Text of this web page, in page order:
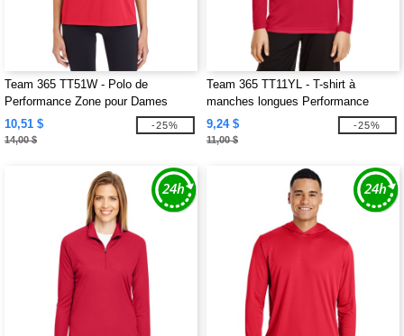
Team 365 TT51W - Polo de
Performance Zone pour Dames
10,51 $
14,00 $
-25%
Team 365 TT11YL - T-shirt à
manches longues Performance
Youth Zone
9,24 $
11,00 $
-25%